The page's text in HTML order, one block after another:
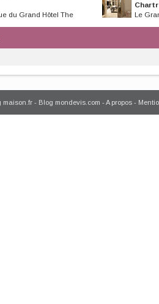
du Grand Hôtel The
Le
maison.fr - Blog mondevis.com - A propos -